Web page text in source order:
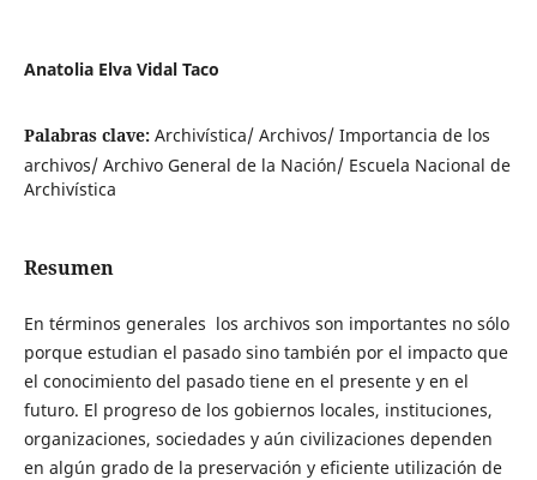
Anatolia Elva Vidal Taco
Palabras clave: Archivística/ Archivos/ Importancia de los
archivos/ Archivo General de la Nación/ Escuela Nacional de
Archivística
Resumen
En términos generales los archivos son importantes no sólo
porque estudian el pasado sino también por el impacto que
el conocimiento del pasado tiene en el presente y en el
futuro. El progreso de los gobiernos locales, instituciones,
organizaciones, sociedades y aún civilizaciones dependen
en algún grado de la preservación y eficiente utilización de